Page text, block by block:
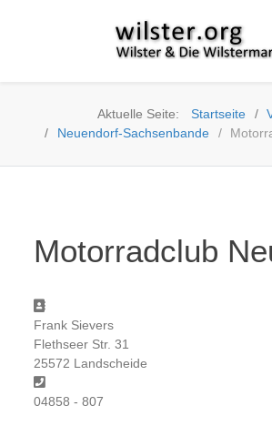
Aktuelle Seite: Startseite
Neuendorf-Sachsenbande
Motorradclub
Adresse
Frank Sievers
Flethseer Str. 31
25572 Landscheide
Telefon
04858 - 807